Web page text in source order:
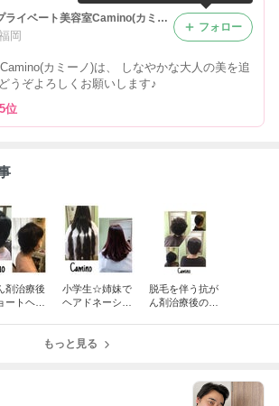
女性専用プライベート美容室Camino(カミーノ)
岡
カミーノ)は、 しなやかな大人の美を追
うぞよろしくお願いします♪
フォロー
位
剤治療後
ートヘア
小学生☆姉妹で
ヘアドネーショ
脱毛を伴う抗が
ん剤治療後のヘ
もっと見る